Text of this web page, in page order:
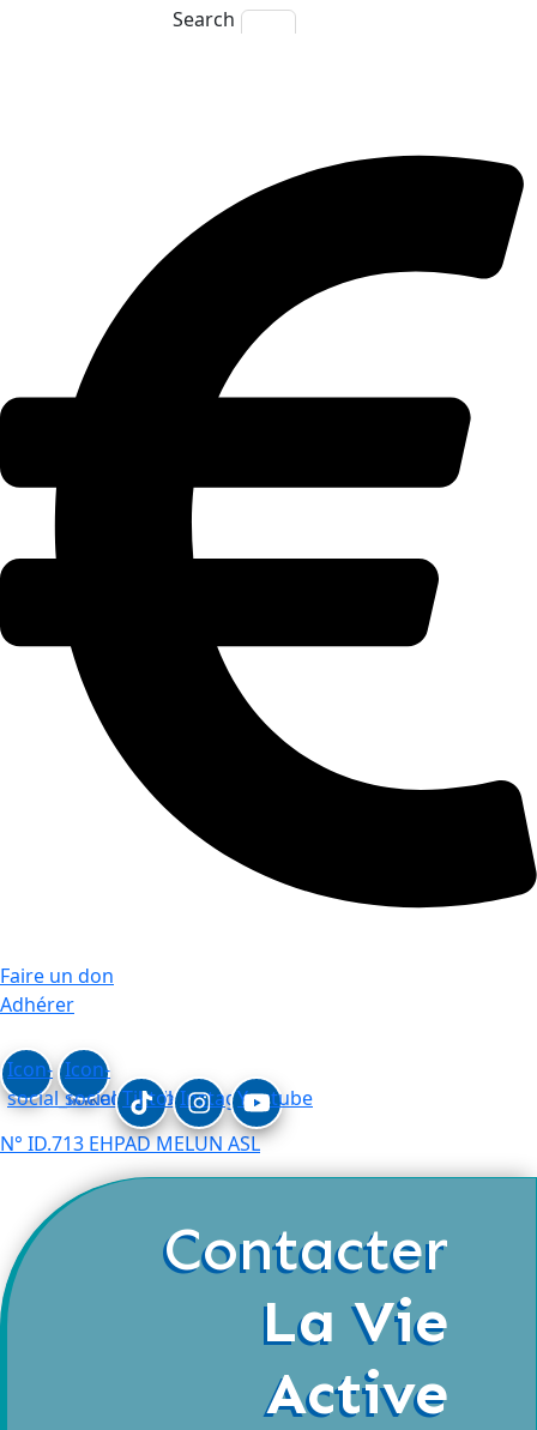
Faire un don
Adhérer
Icon-
social_linkedin
Icon-
social_facebook
TiktokInstagramYoutube
Search
N° ID.713 EHPAD MELUN ASL
Contacter
La Vie
Active